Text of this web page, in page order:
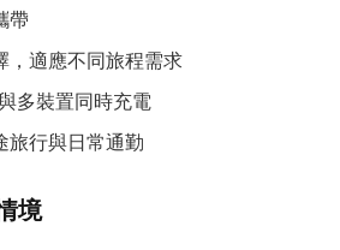
帶
，適應不同旅程需求
多裝置同時充電
旅行與日常通勤
境